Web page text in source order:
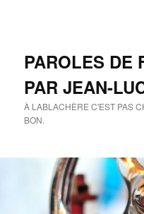
PAROLES DE
PAR JEAN-
À LABLACHÈRE C'EST PAS
BON.